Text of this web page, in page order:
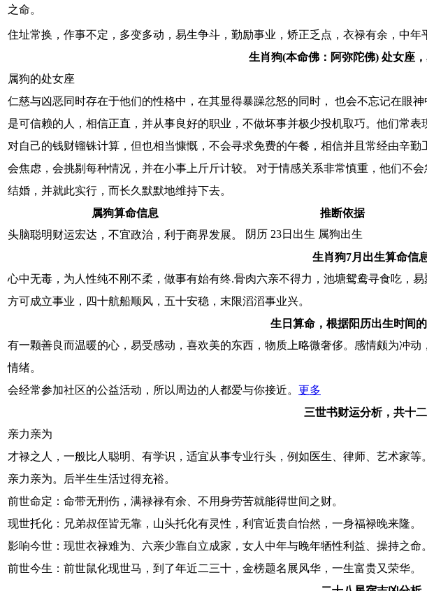
之命。
住址常换，作事不定，多变多动，易生争斗，勤励事业，矫正乏点，衣禄有余，中年
生肖狗(本命佛：阿弥陀佛) 处女座
属狗的处女座
仁慈与凶恶同时存在于他们的性格中，在其显得暴躁忿怒的同时， 也会不忘记在眼
是可信赖的人，相信正直，并从事良好的职业，不做坏事并极少投机取巧。他们常
对自己的钱财镏铢计算，但也相当慷慨，不会寻求免费的午餐，相信并且常经由辛
会焦虑，会挑剔每种情况，并在小事上斤斤计较。 对于情感关系非常慎重，他们不
结婚，并就此实行，而长久默默地维持下去。
属狗算命信息
推断依据
头脑聪明财运宏达，不宜政治，利于商界发展。
阴历 23日出生 属狗出生
生肖狗7月出生算命信
心中无毒，为人性纯不刚不柔，做事有始有终.骨肉六亲不得力，池塘鸳鸯寻食吃，
方可成立事业，四十航船顺风，五十安稳，末限滔滔事业兴。
生日算命，根据阳历出生时间
有一颗善良而温暖的心，易受感动，喜欢美的东西，物质上略微奢侈。感情颇为冲
情绪。
会经常参加社区的公益活动，所以周边的人都爱与你接近。 更多
三世书财运分析，共十
亲力亲为
才禄之人，一般比人聪明、有学识，适宜从事专业行头，例如医生、律师、艺术家
亲力亲为。后半生生活过得充裕。
前世命定：命带无刑伤，满禄禄有余、不用身劳苦就能得世间之财。
现世托化：兄弟叔侄皆无靠，山头托化有灵性，利官近贵自怡然，一身福禄晚来隆。
影响今世：现世衣禄难为、六亲少靠自立成家，女人中年与晚年牺性利益、操持之命
前世今生：前世鼠化现世马，到了年近二三十，金榜题名展风华，一生富贵又荣华。